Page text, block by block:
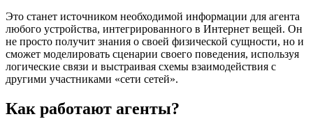
Это станет источником необходимой информации для агента
любого устройства, интегрированного в Интернет вещей. Он
не просто получит знания о своей физической сущности, но и
сможет моделировать сценарии своего поведения, используя
логические связи и выстраивая схемы взаимодействия с
другими участниками «сети сетей».
Как работают агенты?